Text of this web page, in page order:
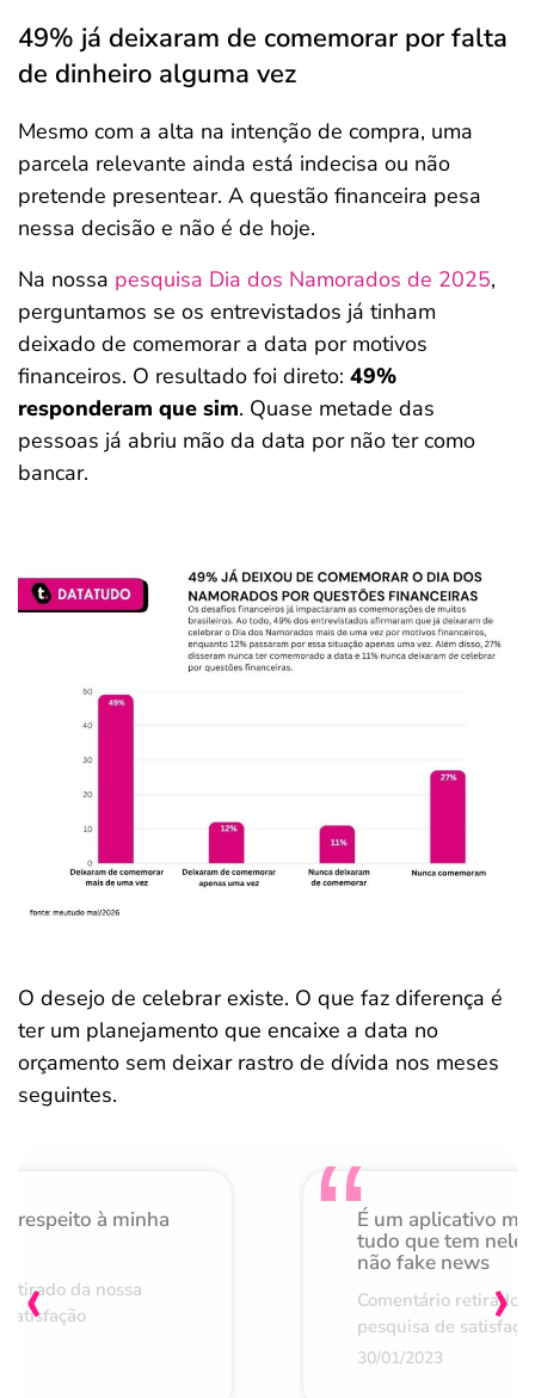
49% já deixaram de comemorar por falta
de dinheiro alguma vez
Mesmo com a alta na intenção de compra, uma
parcela relevante ainda está indecisa ou não
pretende presentear. A questão financeira pesa
nessa decisão e não é de hoje.
Na nossa pesquisa Dia dos Namorados de 2025,
perguntamos se os entrevistados já tinham
deixado de comemorar a data por motivos
financeiros. O resultado foi direto: 49%
responderam que sim. Quase metade das
pessoas já abriu mão da data por não ter como
bancar.
O desejo de celebrar existe. O que faz diferença é
ter um planejamento que encaixe a data no
orçamento sem deixar rastro de dívida nos meses
seguintes.
respeito à minha
da nossa
É um aplicativo
tudo que tem nele
não fake news
Comentário retirado
pesquisa de
30/01/2023
‹ ›